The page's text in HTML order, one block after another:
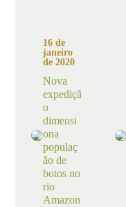
16 de
janeiro
de 2020
Nova
expediçã
o
dimensi
ona
populaç
ão de
botos no
rio
Amazon